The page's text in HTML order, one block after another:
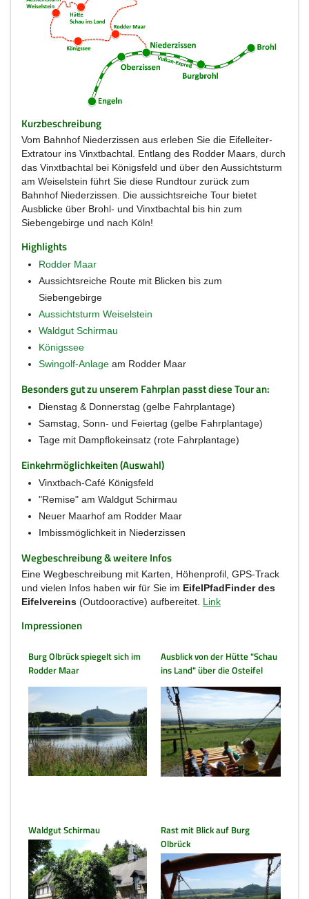
Kurzbeschreibung
Vom Bahnhof Niederzissen aus erleben Sie die Eifelleiter-
Extratour ins Vinxtbachtal. Entlang des Rodder Maars, durch
das Vinxtbachtal bei Königsfeld und über den Aussichtsturm
am Weiselstein führt Sie diese Rundtour zurück zum
Bahnhof Niederzissen. Die aussichtsreiche Tour bietet
Ausblicke über Brohl- und Vinxtbachtal bis hin zum
Siebengebirge und nach Köln!
Highlights
Rodder Maar
Aussichtsreiche Route mit Blicken bis zum
Siebengebirge
Aussichtsturm Weiselstein
Waldgut Schirmau
Königssee
Swingolf-Anlage am Rodder Maar
Besonders gut zu unserem Fahrplan passt diese Tour an:
Dienstag & Donnerstag (gelbe Fahrplantage)
Samstag, Sonn- und Feiertag (gelbe Fahrplantage)
Tage mit Dampflokeinsatz (rote Fahrplantage)
Einkehrmöglichkeiten (Auswahl)
Vinxtbach-Café Königsfeld
"Remise" am Waldgut Schirmau
Neuer Maarhof am Rodder Maar
Imbissmöglichkeit in Niederzissen
Wegbeschreibung & weitere Infos
Eine Wegbeschreibung mit Karten, Höhenprofil, GPS-Track
und vielen Infos haben wir für Sie im EifelPfadFinder des
Eifelvereins (Outdooractive) aufbereitet. Link
Impressionen
Burg Olbrück spiegelt sich im
Rodder Maar
Ausblick von der Hütte "Schau
ins Land" über die Osteifel
Waldgut Schirmau
Rast mit Blick auf Burg
Olbrück